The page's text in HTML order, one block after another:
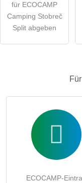
für ECOCAMP
Camping Stobreč
Split abgeben
ECOCAMP-